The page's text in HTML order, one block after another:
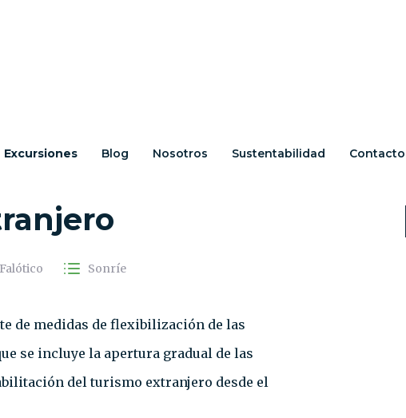
Excursiones Blog Nosotros Sustentabilidad Contacto
y Habilita el
Sonríe
de medidas de flexibilización de las
se incluye la apertura gradual de las
del turismo extranjero desde el